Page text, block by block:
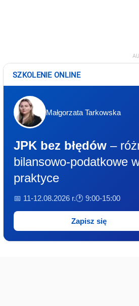
SZKOLENIE ONLINE
Małgorzata Tarkowska
JPK bez błędów –
bilansowo-podatkowe
praktyce
📅 11-12.08.2026 r.🕐 9:00-15:00
Zapisz się